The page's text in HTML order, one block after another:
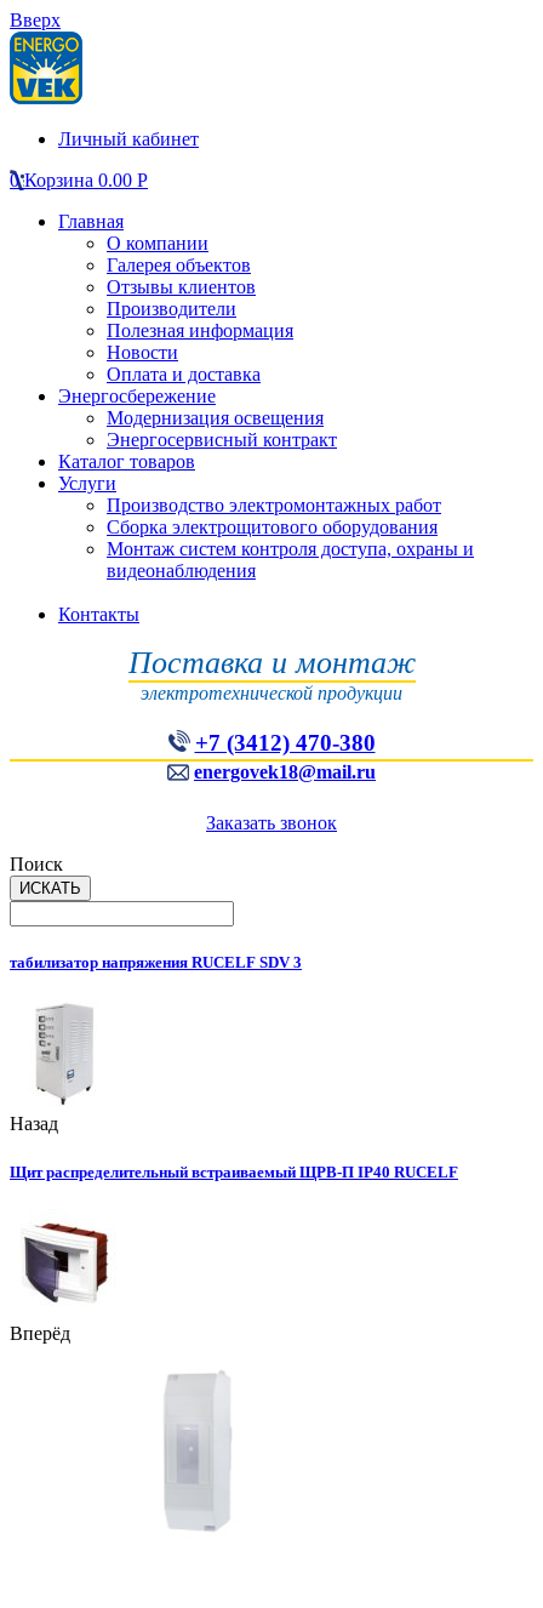
Вверх
Личный кабинет
0 Корзина 0.00 Р
Главная
О компании
Галерея объектов
Отзывы клиентов
Производители
Полезная информация
Новости
Оплата и доставка
Энергосбережение
Модернизация освещения
Энергосервисный контракт
Каталог товаров
Услуги
Производство электромонтажных работ
Сборка электрощитового оборудования
Монтаж систем контроля доступа, охраны и
видеонаблюдения
Контакты
Поставка и монтаж
электротехнической продукции
+7 (3412) 470-380
energovek18@mail.ru
Заказать звонок
Поиск
табилизатор напряжения RUCELF SDV 3
Назад
Щит распределительный встраиваемый ЩРВ-П IP40 RUCELF
Вперёд